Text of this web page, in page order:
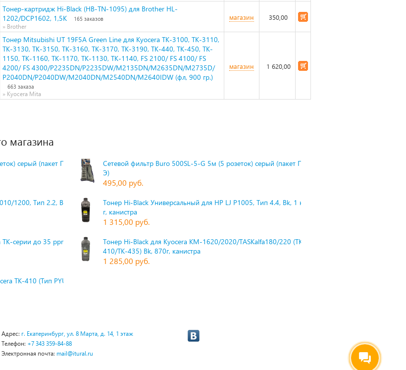
Тонер-картридж Hi-Black (HB-TN-1095) для Brother HL-
1202/DCP1602, 1,5K
165 заказов
» Brother
магазин 350,00
Тонер Mitsubishi UT 19F5A Green Line для Kyocera TK-3100, TK-3110,
TK-3130, TK-3150, TK-3160, TK-3170, TK-3190, TK-440, TK-450, TK-
1150, TK-1160, TK-1170, TK-1130, TK-1140, FS 2100/ FS 4100/ FS
4200/ FS 4300/P2235DN/P2235DW/M2135DN/M2635DN/M2735D/
P2040DN/P2040DW/M2040DN/M2540DN/M2640IDW (фл, 900 гр.)
663 заказа
» Kyocera Mita
магазин 1 620,00
магазина
серый (пакет П
Сетевой фильтр Buro 500SL-5-G 5м (5 розеток) серый (пакет П
Э)
495,00 руб.
1200, Тип 2.2, Bk,
Тонер Hi-Black Универсальный для HP LJ P1005, Тип 4.4, Bk, 1 к
г, канистра
1 315,00 руб.
серии до 35 ppm,
Тонер Hi-Black для Kyocera KM-1620/2020/TASKalfa180/220 (TK-
410/TK-435) Bk, 870г, канистра
1 285,00 руб.
TK-410 (Тип PYU
Адрес: г. Екатеринбург, ул. 8 Марта, д. 14, 1 этаж
Телефон: +7 343 359-84-88
Электронная почта: mail@itural.ru